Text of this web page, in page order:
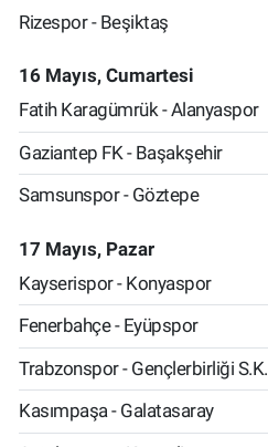
Rizespor - Beşiktaş
16 Mayıs, Cumartesi
Fatih Karagümrük - Alanyaspor
Gaziantep FK - Başakşehir
Samsunspor - Göztepe
17 Mayıs, Pazar
Kayserispor - Konyaspor
Fenerbahçe - Eyüpspor
Trabzonspor - Gençlerbirliği S.K.
Kasımpaşa - Galatasaray